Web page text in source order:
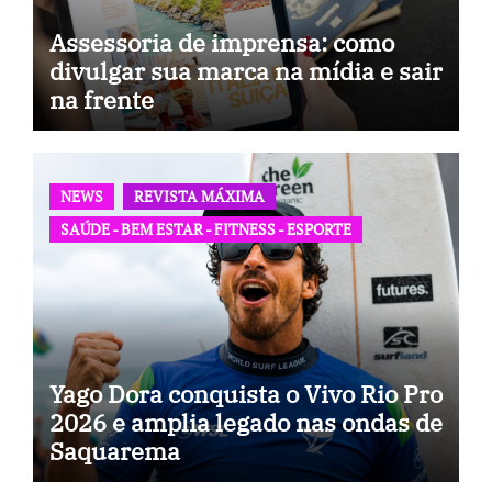
Assessoria de imprensa: como
divulgar sua marca na mídia e sair
na frente
NEWS
REVISTA MÁXIMA
SAÚDE - BEM ESTAR - FITNESS - ESPORTE
Yago Dora conquista o Vivo Rio Pro
2026 e amplia legado nas ondas de
Saquarema